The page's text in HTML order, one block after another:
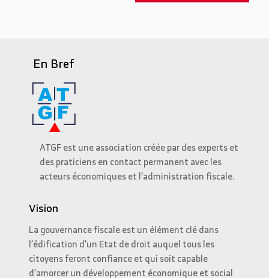
En Bref
ATGF est une association créée par des experts et
des praticiens en contact permanent avec les
acteurs économiques et l’administration fiscale.
Vision
La gouvernance fiscale est un élément clé dans
l’édification d’un Etat de droit auquel tous les
citoyens feront confiance et qui soit capable
d’amorcer un développement économique et social